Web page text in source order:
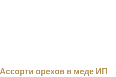
Ассорти орехов в меде ИП